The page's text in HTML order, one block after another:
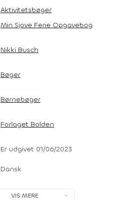
Aktivitetsbøger
Min Sjove Ferie Opgavebog
Nikki Busch
Bøger
Børnebøger
Forlaget Bolden
Er udgivet 01/06/2023
Dansk
VIS MERE